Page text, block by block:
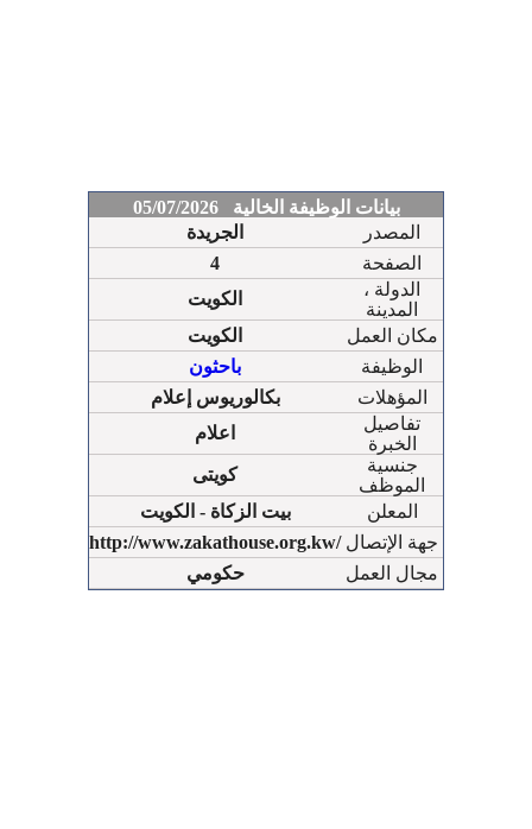
بيانات الوظيفة الخالية 05/07/2026
الجريدة
المصدر
4
الصفحة
الكويت
الدولة ،
المدينة
الكويت
مكان العمل
باحثون
الوظيفة
بكالوريوس إعلام
المؤهلات
اعلام
تفاصيل
الخبرة
كويتى
جنسية
الموظف
بيت الزكاة - الكويت
المعلن
http://www.zakathouse.org.kw/ جهة الإتصال
حكومي
مجال العمل